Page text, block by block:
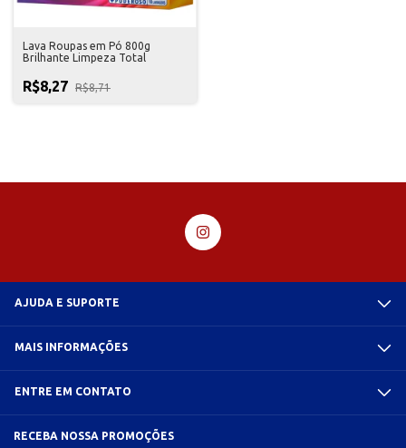
Lava Roupas em Pó 800g
Brilhante Limpeza Total
R$8,27 R$8,71
AJUDA E SUPORTE
MAIS INFORMAÇÕES
ENTRE EM CONTATO
RECEBA NOSSA PROMOÇÕES